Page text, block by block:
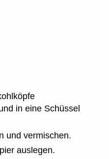
in eine Schüssel
und vermischen.
auslegen.